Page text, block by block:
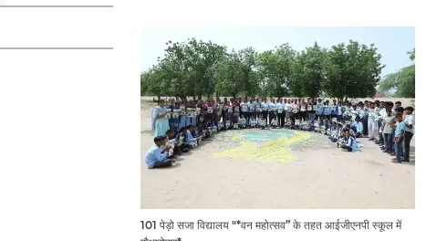
101 पेड़ो सजा विद्यालय "*वन महोत्सव” के तहत आईजीएनपी स्कूल में